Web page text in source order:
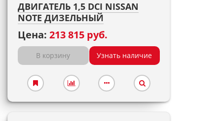
ДВИГАТЕЛЬ 1,5 DCI NISSAN
NOTE ДИЗЕЛЬНЫЙ
Цена: 213 815 руб.
В корзину Узнать наличие